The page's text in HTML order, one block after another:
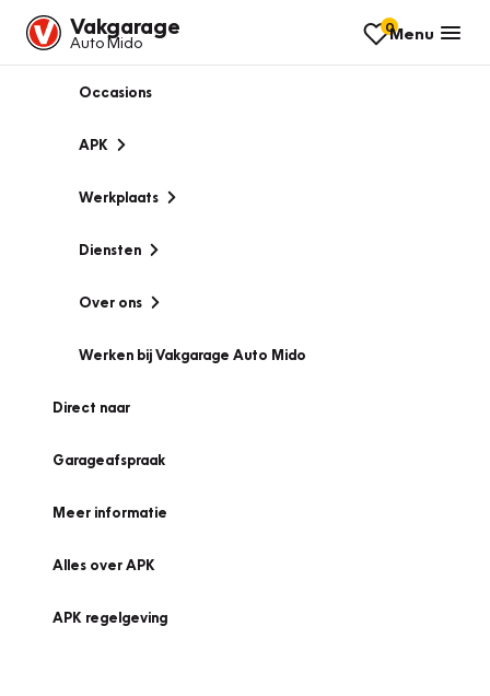
Vakgarage
Auto Mido
0Menu
Occasions
APK
Werkplaats
Diensten
Over ons
Werken bij Vakgarage Auto Mido
Direct naar
Garageafspraak
Meer informatie
Alles over APK
APK regelgeving